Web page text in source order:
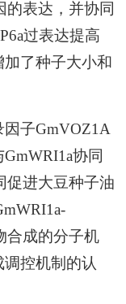
的表达，并协同
a过表达提高
了种子大小和
子GmVOZ1A
协同
促进大豆种子油
合成的分子机
控机制的认